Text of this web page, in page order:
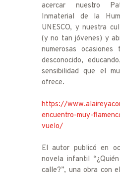
acercar nuestro
Inmaterial de la
UNESCO, y nuestra
(y no tan jóvenes) y
numerosas ocasiones
desconocido,
sensibilidad que el
ofrece.
https://
encuentro-muy-
vuelo/
El autor publicó en
novela infantil
calle?”, una obra con